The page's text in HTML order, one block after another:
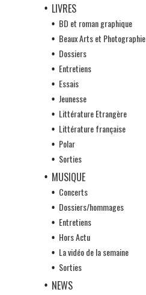
LIVRES
BD et roman graphique
Beaux Arts et Photographie
Dossiers
Entretiens
Essais
Jeunesse
Littérature Etrangère
Littérature française
Polar
Sorties
MUSIQUE
Concerts
Dossiers/hommages
Entretiens
Hors Actu
La vidéo de la semaine
Sorties
NEWS